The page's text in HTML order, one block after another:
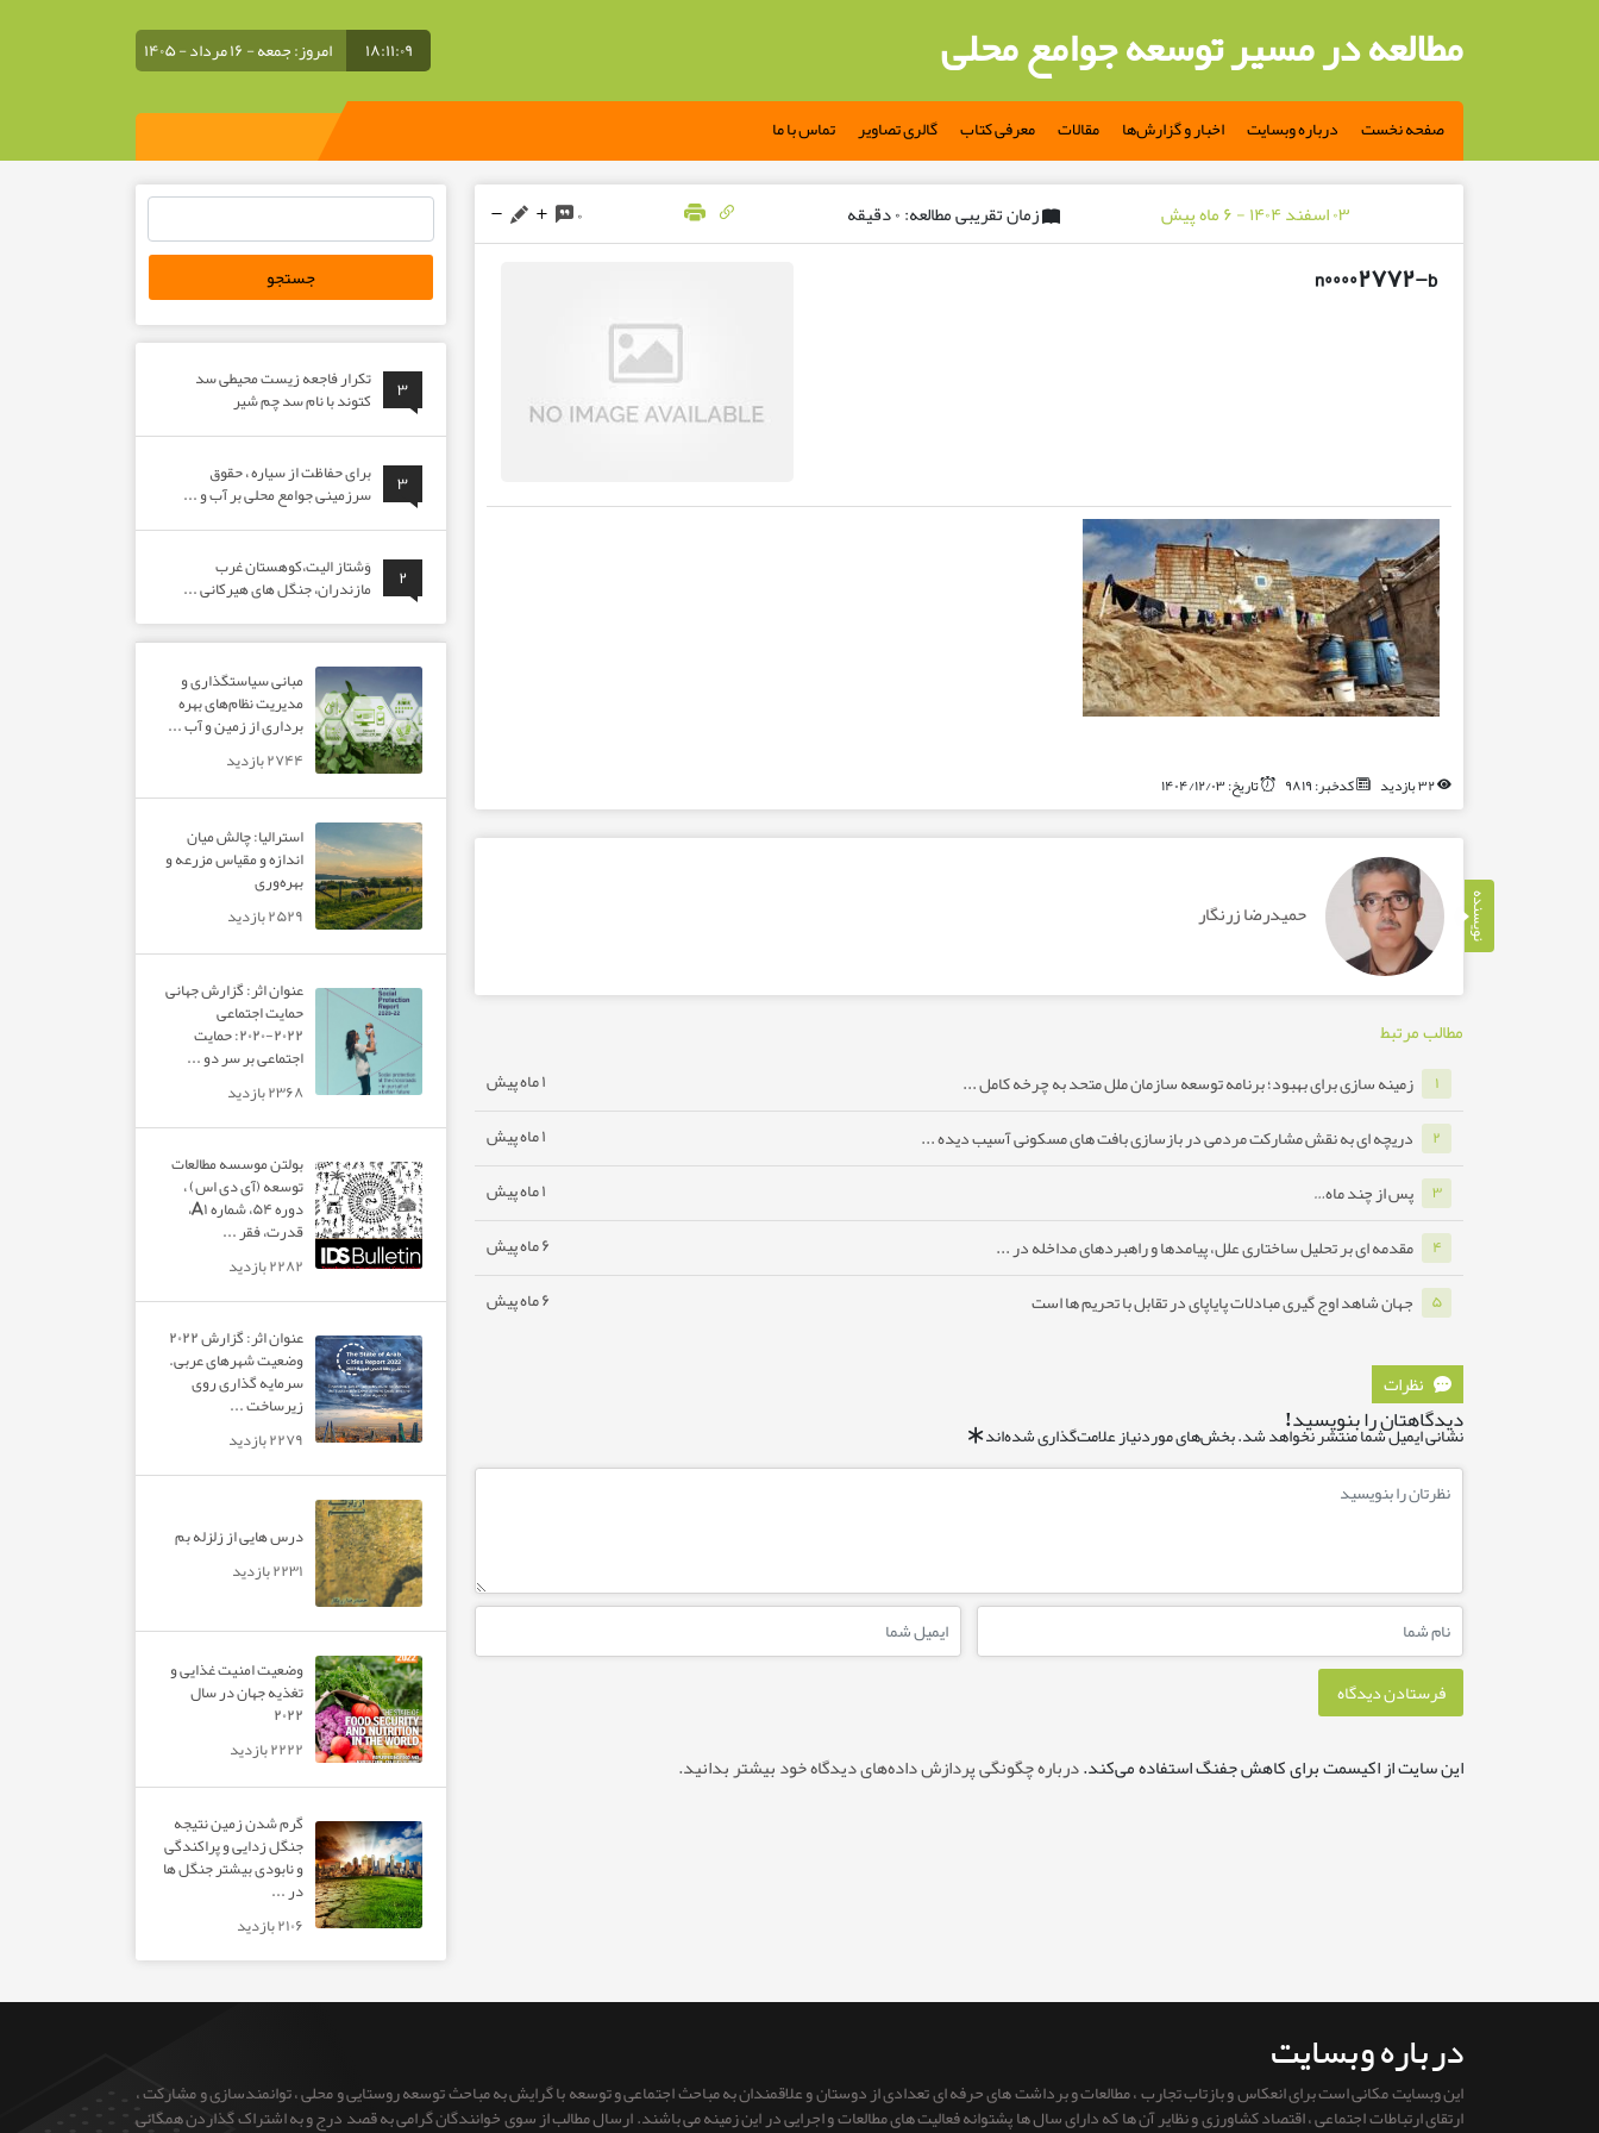
مطالعه در مسیر توسعه جوامع محلی ۱۸:۱۱:۱۰ امروز: جمعه - ۱۶ مرداد - ۱۴۰۵
صفحه نخست درباره وبسایت اخبار و گزارش‌ها مقالات معرفی کتاب گالری تصاویر تماس با ما
۰۳ اسفند ۱۴۰۴ - ۶ ماه پیش زمان تقریبی مطالعه: ۰ دقیقه ۰
n۰۰۰۰۲۷۷۲-b
کدخبر: ۹۸۱۹ تاریخ: ۱۴۰۴/۱۲/۰۳
نویسنده حمیدرضا زرنگار
مطالب مرتبط
۱ زمینه سازی برای بهبود؛ برنامه توسعه سازمان ملل متحد به چرخه کامل ... ۱ ماه پیش
۲ دریچه ای به نقش مشارکت مردمی در بازسازی بافت های مسکونی آسیب دیده ... ۱ ماه پیش
۳ پس از چند ماه… ۱ ماه پیش
۴ مقدمه ای بر تحلیل ساختاری علل، پیامدها و راهبردهای مداخله در ... ۶ ماه پیش
۵ جهان شاهد اوج گیری مبادلات پایاپای در تقابل با تحریم ها است ۶ ماه پیش
نظرات
دیدگاهتان را بنویسید!
نشانی ایمیل شما منتشر نخواهد شد. بخش‌های موردنیاز علامت‌گذاری شده‌اند*
این سایت از اکیسمت برای کاهش جفنگ استفاده می‌کند. درباره چگونگی پردازش داده‌های دیدگاه خود بیشتر بدانید.
۳
تکرار فاجعه زیست محیطی سد
کتوند با نام سد چم شیر
۳
برای حفاظت از سیاره ، حقوق
سرزمینی جوامع محلی بر آب و ...
۲
وَشتاز الیت،کوهستان غرب
مازندران، جنگل های هیرکانی ...
مبانی سیاستگذاری و
مدیریت نظام‌های بهره‌
برداری از زمین و آب ...
۲۷۴۴ بازدید
استرالیا: چالش میان
اندازه و مقیاس مزرعه و
بهره‌وری
۲۵۲۹ بازدید
عنوان اثر: گزارش جهانی
حمایت اجتماعی
۲۰۲۲-۲۰۲۰: حمایت
اجتماعی بر سر دو ...
۲۳۶۸ بازدید
بولتن موسسه مطالعات
توسعه (آی دی اس) ،
دوره ۵۴، شماره A۱،
قدرت، فقر ...
۲۲۸۲ بازدید
عنوان اثر: گزارش ۲۰۲۲
وضعیت شهرهای عربی.
سرمایه گذاری روی
زیرساخت ...
۲۲۷۹ بازدید
درس هایی از زلزله بم
۲۲۳۱ بازدید
وضعیت امنیت غذایی و
تغذیه جهان در سال
۲۰۲۲
۲۲۲۲ بازدید
گرم شدن زمین نتیجه
جنگل زدایی و پراکندگی
و نابودی بیشتر جنگل ها
در ...
۲۱۰۶ بازدید
درباره وبسایت
این وبسایت مکانی است برای انعکاس و بازتاب تجارب ، مطالعات و برداشت های حرفه ای تعدادی از دوستان و علاقمندان به مباحث اجتماعی و توسعه با گرایش به مباحث توسعه روستایی و محلی ، توانمندسازی و مشارکت ،
ارتقای ارتباطات اجتماعی ، اقتصاد کشاورزی و نظایر آن ها که دارای سال ها پشتوانه فعالیت های مطالعات و اجرایی در این زمینه می باشند. ارسال مطالب از سوی خوانندگان گرامی به قصد درج و به اشتراک گذاردن همگانی